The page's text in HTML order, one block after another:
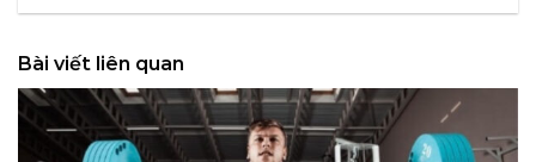
Bài viết liên quan